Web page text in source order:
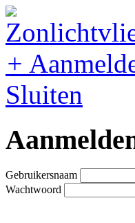
+
Sluiten
Gebruikersnaam
Wachtwoord